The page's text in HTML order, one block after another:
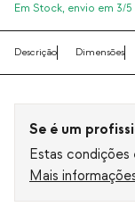
Em Stock, envio em 3/5
Descrição Dimensões
Se é um
Estas condições
Mais